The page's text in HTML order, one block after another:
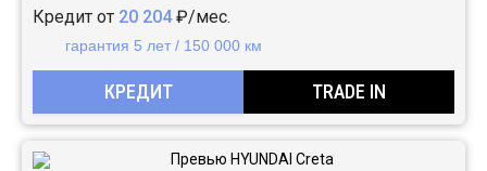
Кредит от 20 204₽/мес.
гарантия 5 лет / 150 000 км
КРЕДИТ TRADE IN